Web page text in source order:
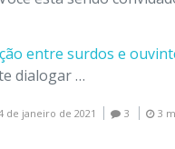
entre surdos e
dialogar …
de janeiro de 2021 3 3